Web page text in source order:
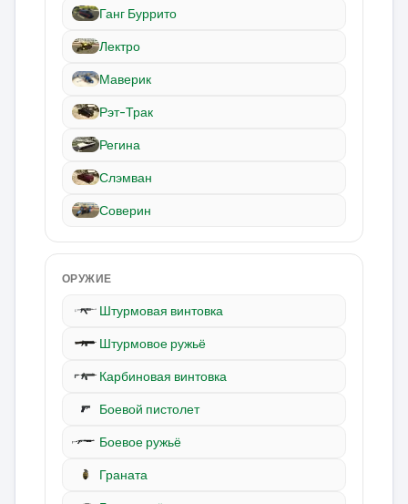
Ганг Буррито
Лектро
Маверик
Рэт-Трак
Регина
Слэмван
Соверин
ОРУЖИЕ
Штурмовая винтовка
Штурмовое ружьё
Карбиновая винтовка
Боевой пистолет
Боевое ружьё
Граната